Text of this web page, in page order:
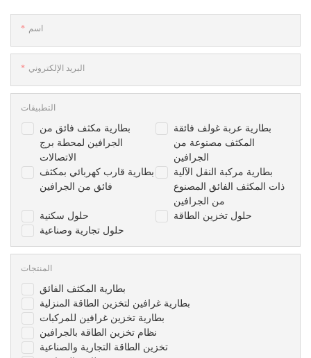
اسم
البريد الإلكتروني
بطارية مكثف فائق من
الجرافين لمحطة برج
الاتصالات
بطارية عربة غولف فائقة
المكثف مصنوعة من
الجرافين
بطارية قارب كهربائي بمكثف
فائق من الجرافين
بطارية مركبة النقل الآلية
ذات المكثف الفائق المصنوع
من الجرافين
حلول سكنية
حلول تخزين الطاقة
حلول تجارية وصناعية
التطبيقات
بطارية المكثف الفائق
بطارية غرافين لتخزين الطاقة المنزلية
بطارية تخزين غرافين للمركبات
نظام تخزين الطاقة بالجرافين
تخزين الطاقة التجارية والصناعية
المنتجات